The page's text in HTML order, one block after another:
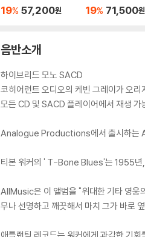
For Debby [LP]
19% 57,200원
e Is Bobby
19% 71,500원
음반소개
하이브리드 모노 SACD
코히어런트 오디오의 케빈 그레이가 오
모든 CD 및 SACD 플레이어에서 재생 가
Analogue Productions에서 출시하
티본 워커의 ' T-Bone Blues'는 1955년,
AllMusic은 이 앨범을 "위대한 기타 영웅
무나 선명하고 깨끗해서 마치 그가 바로